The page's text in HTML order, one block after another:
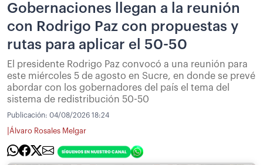
Gobernaciones llegan a la reunión
con Rodrigo Paz con propuestas y
rutas para aplicar el 50-50
El presidente Rodrigo Paz convocó a una reunión para
este miércoles 5 de agosto en Sucre, en donde se prevé
abordar con los gobernadores del país el tema del
sistema de redistribución 50-50
Publicación: 04/08/2026 18:24
Álvaro Rosales Melgar